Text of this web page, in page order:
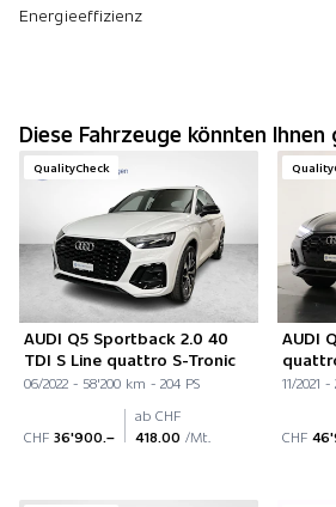
Energieeffizienz
Diese Fahrzeuge könnten Ihnen
QualityCheck
AUDI Q5 Sportback 2.0 40
TDI S Line quattro S-Tronic
06/2022 - 58'200 km - 204 PS
CHF 36'900.–
ab CHF
418.00 /Mt.
AUDI
11/2021
CHF